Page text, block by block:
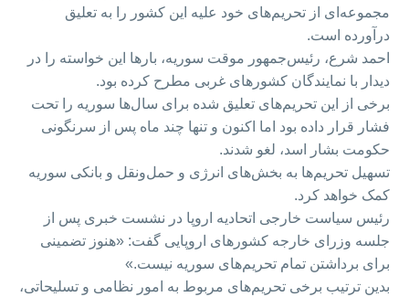
مجموعه‌ای از تحریم‌های خود علیه این کشور را به تعلیق
درآورده است.
احمد شرع، رئیس‌جمهور موقت سوریه، بارها این خواسته‌ را در
دیدار با نمایندگان کشورهای غربی مطرح کرده بود.
برخی از این تحریم‌های تعلیق شده برای سال‌ها سوریه را تحت
فشار قرار داده بود اما اکنون و تنها چند ماه پس از سرنگونی
حکومت بشار اسد، لغو شدند.
تسهیل تحریم‌ها به بخش‌های انرژی و حمل‌ونقل و بانکی سوریه
کمک خواهد کرد.
رئیس سیاست خارجی اتحادیه اروپا در نشست خبری پس از
جلسه وزرای خارجه کشورهای اروپایی گفت: «هنوز تضمینی
برای برداشتن تمام تحریم‌های سوریه نیست.»
بدین ترتیب برخی تحریم‌های مربوط به امور نظامی و تسلیحاتی،